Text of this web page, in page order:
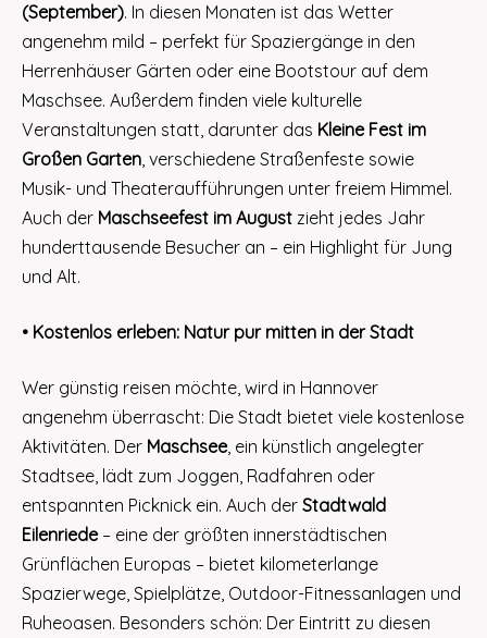
(September). In diesen Monaten ist das Wetter
angenehm mild – perfekt für Spaziergänge in den
Herrenhäuser Gärten oder eine Bootstour auf dem
Maschsee. Außerdem finden viele kulturelle
Veranstaltungen statt, darunter das Kleine Fest im
Großen Garten, verschiedene Straßenfeste sowie
Musik- und Theateraufführungen unter freiem Himmel.
Auch der Maschseefest im August zieht jedes Jahr
hunderttausende Besucher an – ein Highlight für Jung
und Alt.
• Kostenlos erleben: Natur pur mitten in der Stadt
Wer günstig reisen möchte, wird in Hannover
angenehm überrascht: Die Stadt bietet viele kostenlose
Aktivitäten. Der Maschsee, ein künstlich angelegter
Stadtsee, lädt zum Joggen, Radfahren oder
entspannten Picknick ein. Auch der Stadtwald
Eilenriede– eine der größten innerstädtischen
Grünflächen Europas – bietet kilometerlange
Spazierwege, Spielplätze, Outdoor-Fitnessanlagen und
Ruheoasen. Besonders schön: Der Eintritt zu diesen